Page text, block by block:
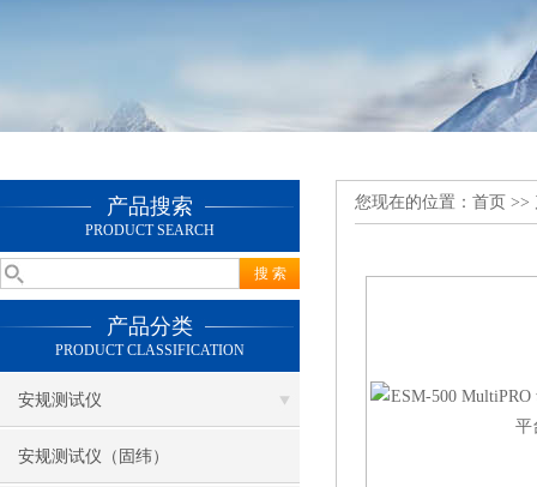
产品搜索
PRODUCT SEARCH
产品分类
PRODUCT CLASSIFICATION
安规测试仪
安规测试仪（固纬）
您现在的位置： 首页 >>